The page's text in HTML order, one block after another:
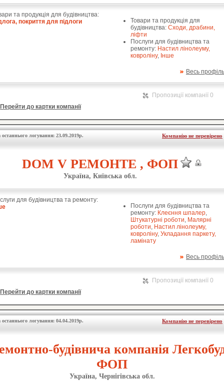
та продукція для будівництва:
покриття для підлоги
Товари та продукція для
будівництва: Сходи, драбини,
ліфти
Послуги для будівництва та
ремонту: Настил лінолеуму,
ковроліну, Інше
Весь профіль
Пропозиції компанії 0
Перейти до картки компанії
останнього логування: 23.09.2019р. Компанію не перевірено
DOM V РЕМОНТЕ , ФОП
Україна, Київська обл.
для будівництва та ремонту:
Послуги для будівництва та
ремонту: Клеєння шпалер,
Штукатурні роботи, Малярні
роботи, Настил лінолеуму,
ковроліну, Укладання паркету,
ламінату
Весь профіль
Пропозиції компанії 0
Перейти до картки компанії
останнього логування: 04.04.2019р. Компанію не перевірено
будівнича компанія
ФОП
Україна, Чернігівська обл.